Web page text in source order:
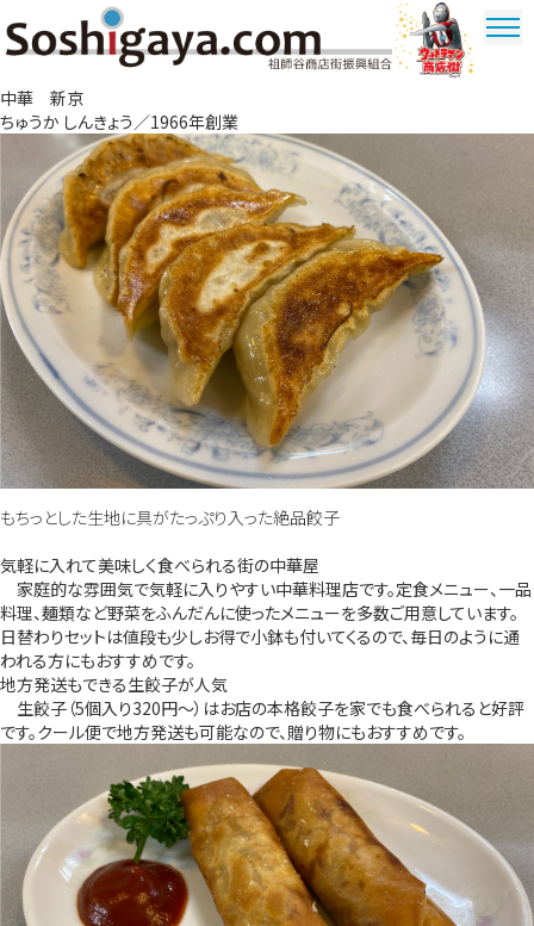
祖師谷商店街
中華 新京
ちゅうか しんきょう／1966年創業
もちっとした生地に具がたっぷり入った絶品餃子
気軽に入れて美味しく食べられる街の中華屋
家庭的な雰囲気で気軽に入りやすい中華料理店です。定食メニュー、一品
料理、麺類など野菜をふんだんに使ったメニューを多数ご用意しています。
日替わりセットは値段も少しお得で小鉢も付いてくるので、毎日のように通
われる方にもおすすめです。
地方発送もできる生餃子が人気
生餃子（5個入り320円～）はお店の本格餃子を家でも食べられると好評
です。クール便で地方発送も可能なので、贈り物にもおすすめです。